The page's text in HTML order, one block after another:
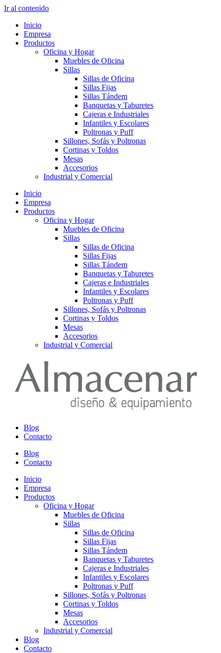
Ir al contenido
Inicio
Empresa
Productos
Oficina y Hogar
Muebles de Oficina
Sillas
Sillas de Oficina
Sillas Fijas
Sillas Tándem
Banquetas y Taburetes
Cajeras e Industriales
Infantiles y Escolares
Poltronas y Puff
Sillones, Sofás y Poltronas
Cortinas y Toldos
Mesas
Accesorios
Industrial y Comercial
Inicio
Empresa
Productos
Oficina y Hogar
Muebles de Oficina
Sillas
Sillas de Oficina
Sillas Fijas
Sillas Tándem
Banquetas y Taburetes
Cajeras e Industriales
Infantiles y Escolares
Poltronas y Puff
Sillones, Sofás y Poltronas
Cortinas y Toldos
Mesas
Accesorios
Industrial y Comercial
Blog
Contacto
Blog
Contacto
Inicio
Empresa
Productos
Oficina y Hogar
Muebles de Oficina
Sillas
Sillas de Oficina
Sillas Fijas
Sillas Tándem
Banquetas y Taburetes
Cajeras e Industriales
Infantiles y Escolares
Poltronas y Puff
Sillones, Sofás y Poltronas
Cortinas y Toldos
Mesas
Accesorios
Industrial y Comercial
Blog
Contacto